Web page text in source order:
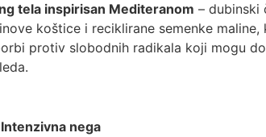
tela inspirisan Mediteranom – dubinski
koštice i reciklirane semenke
protiv slobodnih radikala koji mogu
nega